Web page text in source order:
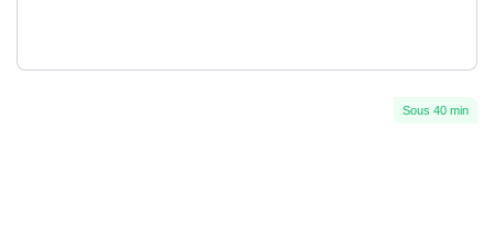
Sous 40 min